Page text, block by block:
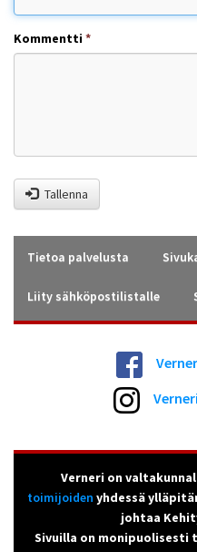
Kommentti*
Tallenna
Tietoa palvelusta
Liity sähköpostilistalle
Verneri on
toimijoiden yhdessä
johtaa
Sivuilla on monipuolisesti